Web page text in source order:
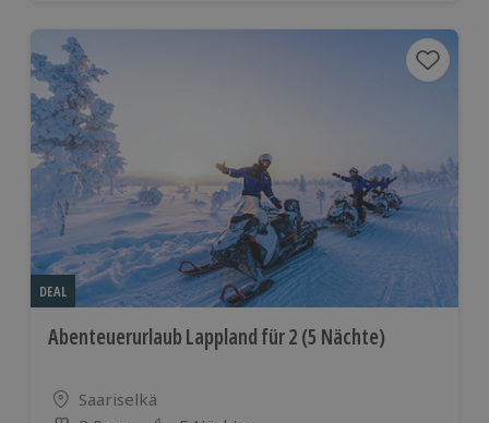
DEAL
Abenteuerurlaub Lappland für 2 (5 Nächte)
Standort
Saariselkä